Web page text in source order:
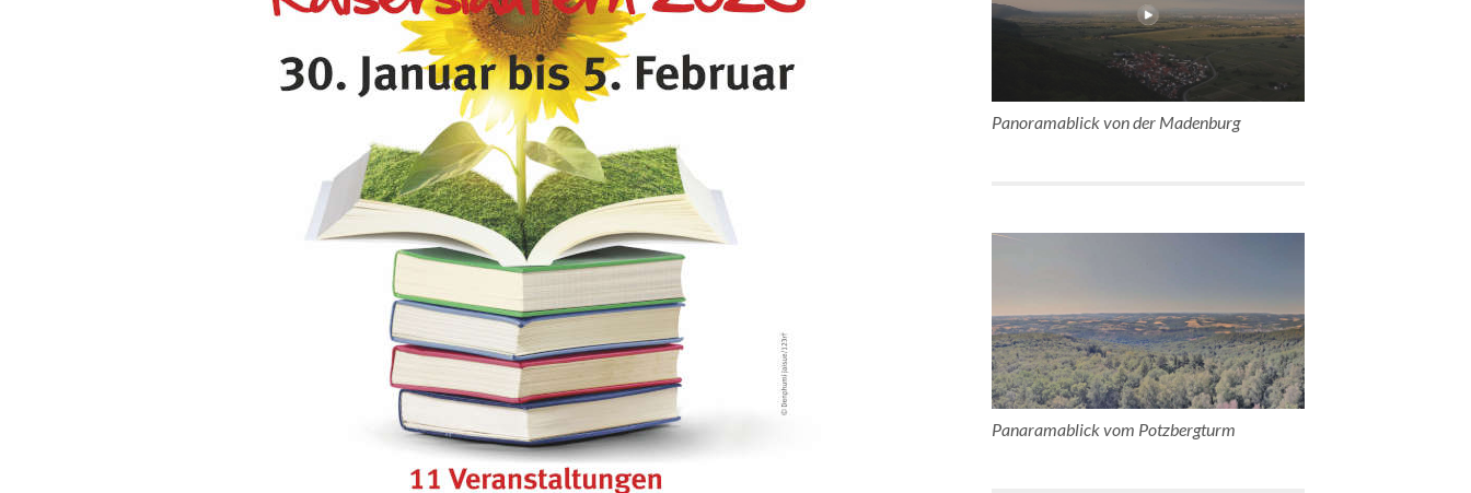
Panoramablick von der Madenburg
Panaramablick vom Potzbergturm